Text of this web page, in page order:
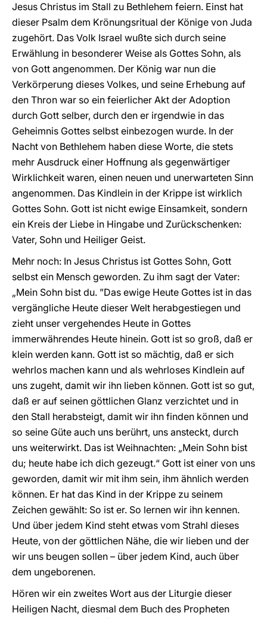
Jesus Christus im Stall zu Bethlehem feiern. Einst hat
dieser Psalm dem Krönungsritual der Könige von Juda
zugehört. Das Volk Israel wußte sich durch seine
Erwählung in besonderer Weise als Gottes Sohn, als
von Gott angenommen. Der König war nun die
Verkörperung dieses Volkes, und seine Erhebung auf
den Thron war so ein feierlicher Akt der Adoption
durch Gott selber, durch den er irgendwie in das
Geheimnis Gottes selbst einbezogen wurde. In der
Nacht von Bethlehem haben diese Worte, die stets
mehr Ausdruck einer Hoffnung als gegenwärtiger
Wirklichkeit waren, einen neuen und unerwarteten Sinn
angenommen. Das Kindlein in der Krippe ist wirklich
Gottes Sohn. Gott ist nicht ewige Einsamkeit, sondern
ein Kreis der Liebe in Hingabe und Zurückschenken:
Vater, Sohn und Heiliger Geist.
Mehr noch: In Jesus Christus ist Gottes Sohn, Gott
selbst ein Mensch geworden. Zu ihm sagt der Vater:
„Mein Sohn bist du. ”Das ewige Heute Gottes ist in das
vergängliche Heute dieser Welt herabgestiegen und
zieht unser vergehendes Heute in Gottes
immerwährendes Heute hinein. Gott ist so groß, daß er
klein werden kann. Gott ist so mächtig, daß er sich
wehrlos machen kann und als wehrloses Kindlein auf
uns zugeht, damit wir ihn lieben können. Gott ist so gut,
daß er auf seinen göttlichen Glanz verzichtet und in
den Stall herabsteigt, damit wir ihn finden können und
so seine Güte auch uns berührt, uns ansteckt, durch
uns weiterwirkt. Das ist Weihnachten: „Mein Sohn bist
du; heute habe ich dich gezeugt.“ Gott ist einer von uns
geworden, damit wir mit ihm sein, ihm ähnlich werden
können. Er hat das Kind in der Krippe zu seinem
Zeichen gewählt: So ist er. So lernen wir ihn kennen.
Und über jedem Kind steht etwas vom Strahl dieses
Heute, von der göttlichen Nähe, die wir lieben und der
wir uns beugen sollen – über jedem Kind, auch über
dem ungeborenen.
Hören wir ein zweites Wort aus der Liturgie dieser
Heiligen Nacht, diesmal dem Buch des Propheten